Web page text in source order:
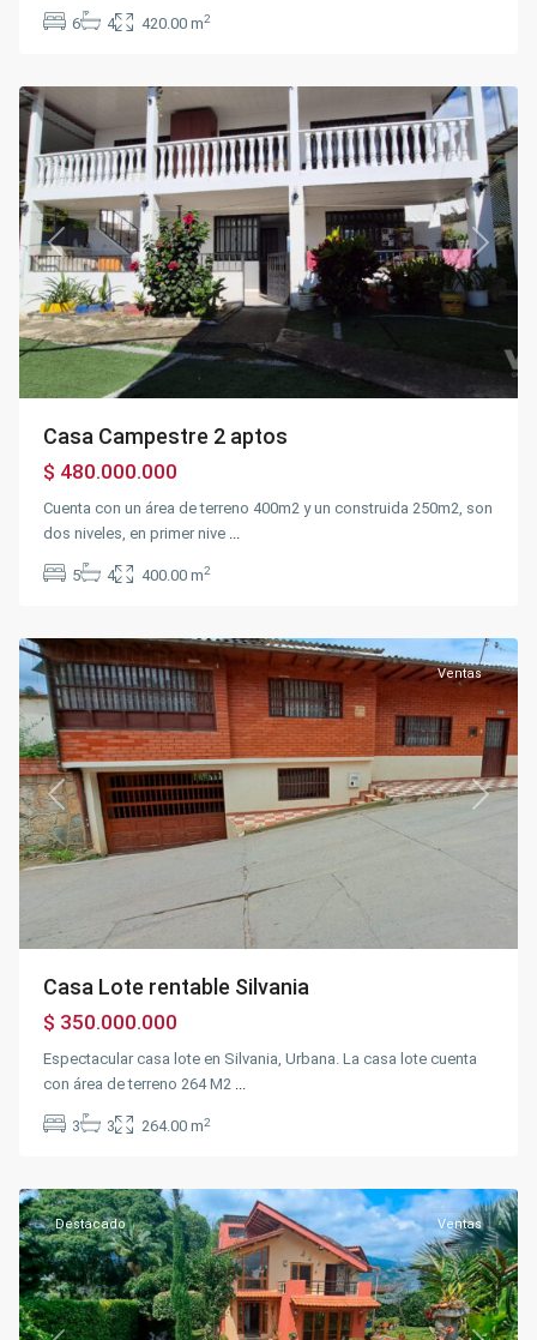
6 4 420.00 m2
Silvania
Previous Next
Casa Campestre 2 aptos
$ 480.000.000
Cuenta con un área de terreno 400m2 y un construida 250m2, son
dos niveles, en primer nive
5 4 400.00 m2
Silvania
Previous Next
Ventas
Casa Lote rentable Silvania
$ 350.000.000
Espectacular casa lote en Silvania, Urbana. La casa lote cuenta
con área de terreno 264 M2 ...
3 3 264.00 m2
Destacado Ventas